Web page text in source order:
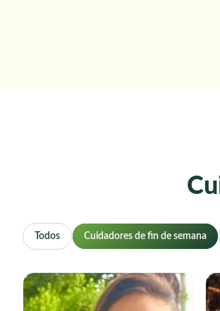
Todos Cuidadores de fin de semana